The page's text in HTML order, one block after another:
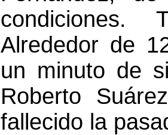
condiciones.
Alrededor de
un minuto de
Roberto
fallecido la